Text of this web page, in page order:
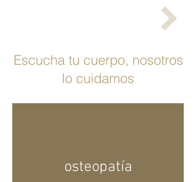
Escucha tu cuerpo, nosotros
lo cuidamos
osteopatía